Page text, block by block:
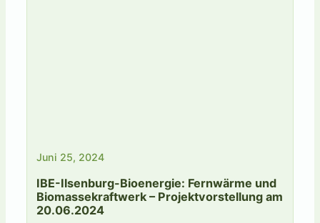
Juni 25, 2024
IBE-Ilsenburg-Bioenergie: Fernwärme und
Biomassekraftwerk – Projektvorstellung am
20.06.2024